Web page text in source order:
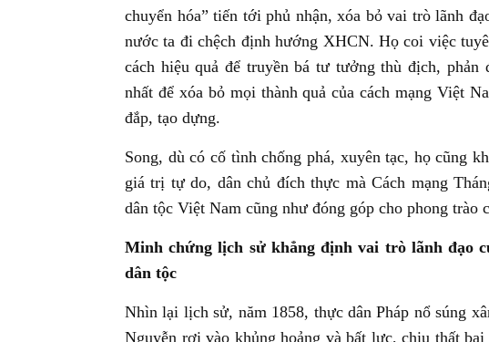
chuyển hóa” tiến tới phủ nhận, xóa bỏ vai trò lãnh
nước ta đi chệch định hướng XHCN. Họ coi việc
cách hiệu quả để truyền bá tư tưởng thù địch,
nhất để xóa bỏ mọi thành quả của cách mạng Việt
đắp, tạo dựng.
Song, dù có cố tình chống phá, xuyên tạc, họ cũng
giá trị tự do, dân chủ đích thực mà Cách mạng
dân tộc Việt Nam cũng như đóng góp cho phong trào
Minh chứng lịch sử khẳng định vai trò lãnh đạo
dân tộc
Nhìn lại lịch sử, năm 1858, thực dân Pháp nổ súng
Nguyễn rơi vào khủng hoảng và bất lực, chịu thất